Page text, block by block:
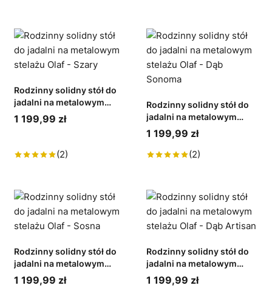
Rodzinny solidny stół do
jadalni na metalowym
stelażu Olaf - Szary
1 199,99 zł
(2)
Rodzinny solidny stół do
jadalni na metalowym
stelażu Olaf - Dąb Sonoma
1 199,99 zł
(2)
Rodzinny solidny stół do
jadalni na metalowym
stelażu Olaf - Sosna
1 199,99 zł
Rodzinny solidny stół do
jadalni na metalowym
stelażu Olaf - Dąb Artisan
1 199,99 zł